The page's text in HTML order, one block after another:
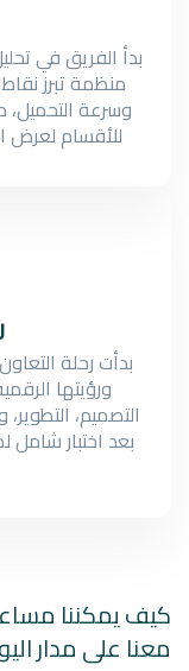
بدأ الفريق في
منظمة تبرز
وسرعة
للأقسام لعرض
بدأت رحلة
ورؤيتها
التصميم،
بعد اختبار
كيف يمكننا
معنا على مدار اليوم